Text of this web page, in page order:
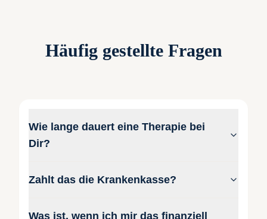
Häufig gestellte Fragen
Wie lange dauert eine Therapie bei
Dir?
Zahlt das die Krankenkasse?
Was ist, wenn ich mir das finanziell